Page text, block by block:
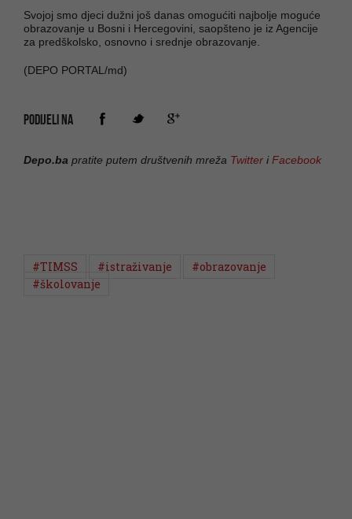
Svojoj smo djeci dužni još danas omogućiti najbolje moguće
obrazovanje u Bosni i Hercegovini, saopšteno je iz Agencije
za predškolsko, osnovno i srednje obrazovanje.
(DEPO PORTAL/md)
PODIJELI NA
Depo.ba pratite putem društvenih mreža Twitter iFacebook
#TIMSS #istraživanje
#obrazovanje
#školovanje